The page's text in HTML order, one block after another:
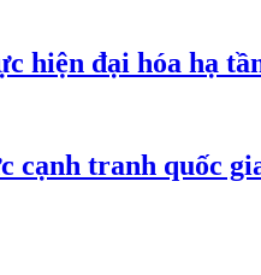
hiện đại hóa hạ
cạnh tranh quốc